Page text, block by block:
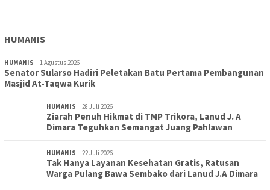
HUMANIS
HUMANIS 1 Agustus 2026
Senator Sularso Hadiri Peletakan Batu Pertama Pembangunan
Masjid At-Taqwa Kurik
HUMANIS 28 Juli 2026
Ziarah Penuh Hikmat di TMP Trikora, Lanud J. A
Dimara Teguhkan Semangat Juang Pahlawan
HUMANIS 22 Juli 2026
Tak Hanya Layanan Kesehatan Gratis, Ratusan
Warga Pulang Bawa Sembako dari Lanud J.A Dimara